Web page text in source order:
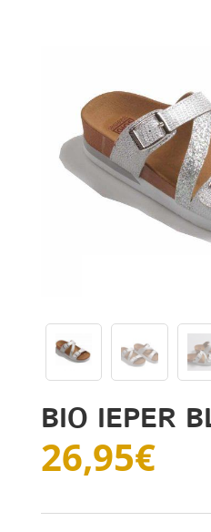
BIO IEPER
26,95€